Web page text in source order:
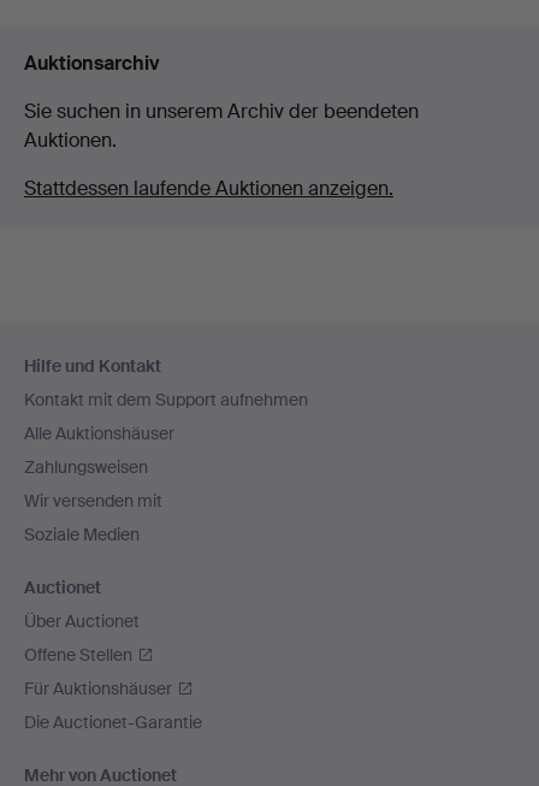
Auktionsarchiv
Sie suchen in unserem Archiv der beendeten
Auktionen.
Stattdessen laufende Auktionen anzeigen.
Navigation
Hilfe und Kontakt
Kontakt mit dem Support aufnehmen
Alle Auktionshäuser
Zahlungsweisen
Wir versenden mit
Soziale Medien
Auctionet
Über Auctionet
Offene Stellen
Für Auktionshäuser
Die Auctionet-Garantie
Mehr von Auctionet